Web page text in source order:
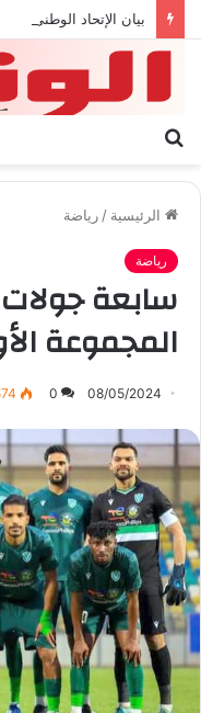
بيان الإتحاد الوطنى العام
الرئيسية / رياضة
رياضة
سابعة
المجموعة
08/05/2024
0